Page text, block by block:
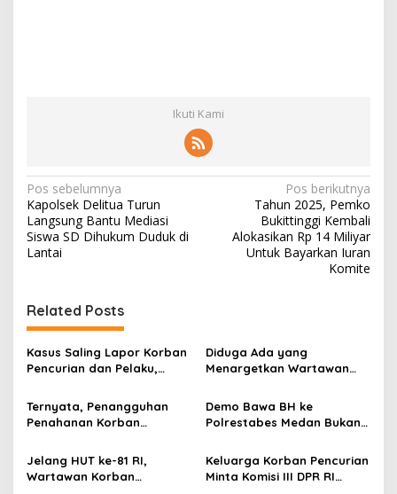
Ikuti Kami
N
a
v
a
s
i
o
Pos sebelumnya
Kapolsek Delitua Turun
Langsung Bantu Mediasi
Siswa SD Dihukum Duduk di
Lantai
Pos berikutnya
Tahun 2025, Pemko
Bukittinggi Kembali
Alokasikan Rp 14 Miliyar
Untuk Bayarkan Iuran
Komite
Related Posts
Kasus Saling Lapor Korban
Pencurian dan Pelaku,
Nasution Minta
Kapolrestabes Medan
larut
Diduga Ada yang
Menargetkan Wartawan
Tersangka dan Dpo Karena
Membantu Polisi
Ternyata, Penangguhan
Penahanan Korban
di Polrestabes Medan
Setelah Membantu Polisi
Demo Bawa BH ke
Polrestabes Medan Bukan
Pun, Melainkan Simbol Kritik
dan Rasa Kecewa
Jelang HUT ke-81 RI,
Wartawan Korban
Keluarga Korban Pencurian
Minta Komisi III DPR RI